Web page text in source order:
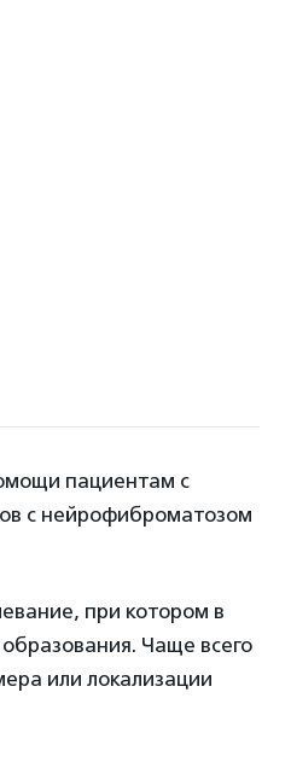
пациентам с
с нейрофиброматозом
при котором в
Чаще всего
или локализации